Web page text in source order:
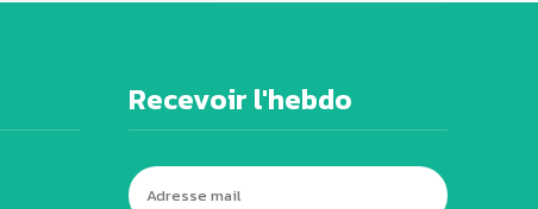
Recevoir l'hebdo